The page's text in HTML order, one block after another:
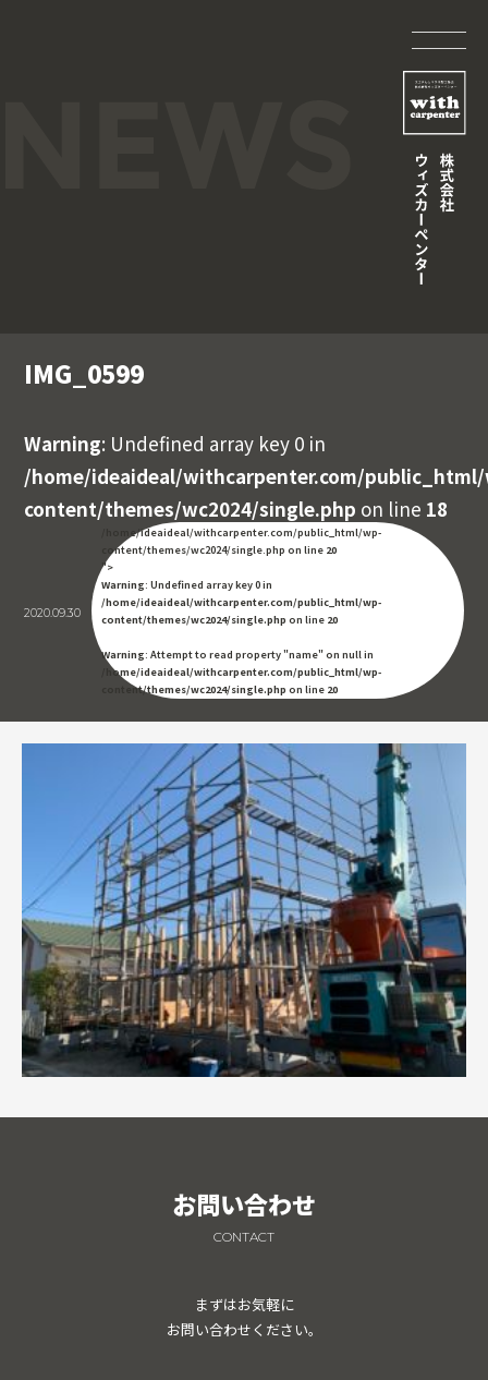
IMG_0599
Warning: Undefined array key 0 in
/home/ideaideal/withcarpenter.com/
content/themes/wc2024/single.php on line 18
2020.09.30
/home/ideaideal/withcarpenter.com/public_html/wp-
content/themes/wc2024/single.php on line 20
">
Warning: Undefined array key 0 in
/home/ideaideal/withcarpenter.com/public_html/wp-
content/themes/wc2024/single.php on line 20
Warning: Attempt to read property "name" on null in
/home/ideaideal/withcarpenter.com/public_html/wp-
content/themes/wc2024/single.php on line 20
お問い合わせ
CONTACT
まずはお気軽に
お問い合わせください。